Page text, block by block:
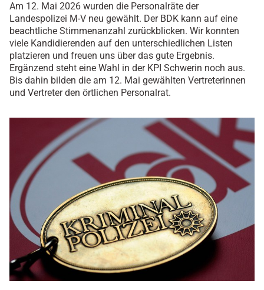
Am 12. Mai 2026 wurden die Personalräte der
Landespolizei M-V neu gewählt. Der BDK kann auf eine
beachtliche Stimmenanzahl zurückblicken. Wir konnten
viele Kandidierenden auf den unterschiedlichen Listen
platzieren und freuen uns über das gute Ergebnis.
Ergänzend steht eine Wahl in der KPI Schwerin noch aus.
Bis dahin bilden die am 12. Mai gewählten Vertreterinnen
und Vertreter den örtlichen Personalrat.